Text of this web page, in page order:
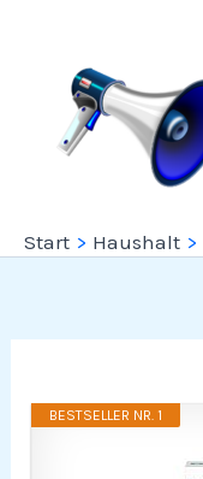
springen
Start Haushalt
BESTSELLER NR. 1